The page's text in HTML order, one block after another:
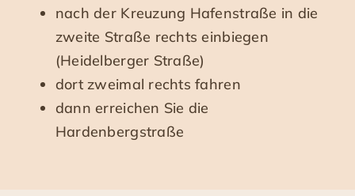
nach der Kreuzung Hafenstraße in die
zweite Straße rechts einbiegen
(Heidelberger Straße)
dort zweimal rechts fahren
dann erreichen Sie die
Hardenbergstraße